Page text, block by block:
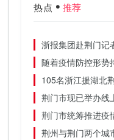
热点 推荐
浙报集团赴荆门记
随着疫情防控形势
105名浙江援湖北
荆门市现已举办线
荆门市统筹推进疫
荆州与荆门两个城